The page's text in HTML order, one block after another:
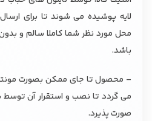
لایه پوشیده می شوند تا برای
محل مورد نظر شما کاملا سالم و
باشد.
– محصول تا جای ممکن بصورت
می گردد تا نصب و استقرار آن توسط
صورت پذیرد.